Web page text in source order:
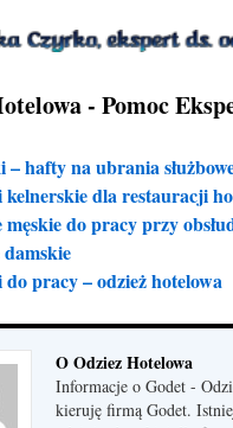
- Pomoc
hafty na ubrania
kelnerskie dla restauracji
męskie do pracy przy
pracy – odzież hotelowa
O Odziez Hotelowa
Informacje o Godet -
kieruję firmą Godet.